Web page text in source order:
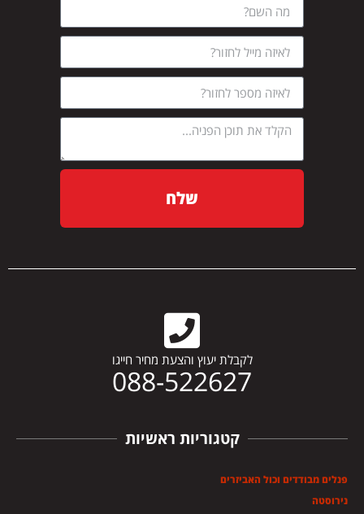
שלח
לקבלת יעוץ והצעת מחיר חייגו
088-522627
קטגוריות ראשיות
פנלים מבודדים וכול האביזרים
נירוסטה